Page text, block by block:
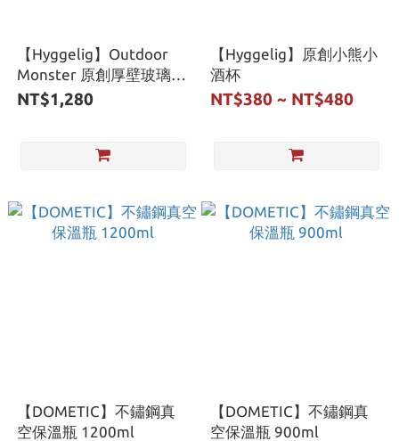
【Hyggelig】Outdoor
Monster 原創厚壁玻璃
杯/啤酒杯
NT$1,280
【Hyggelig】原創小熊小
酒杯
NT$380 ~ NT$480
【DOMETIC】不鏽鋼真
空保溫瓶 1200ml
【DOMETIC】不鏽鋼真
空保溫瓶 900ml